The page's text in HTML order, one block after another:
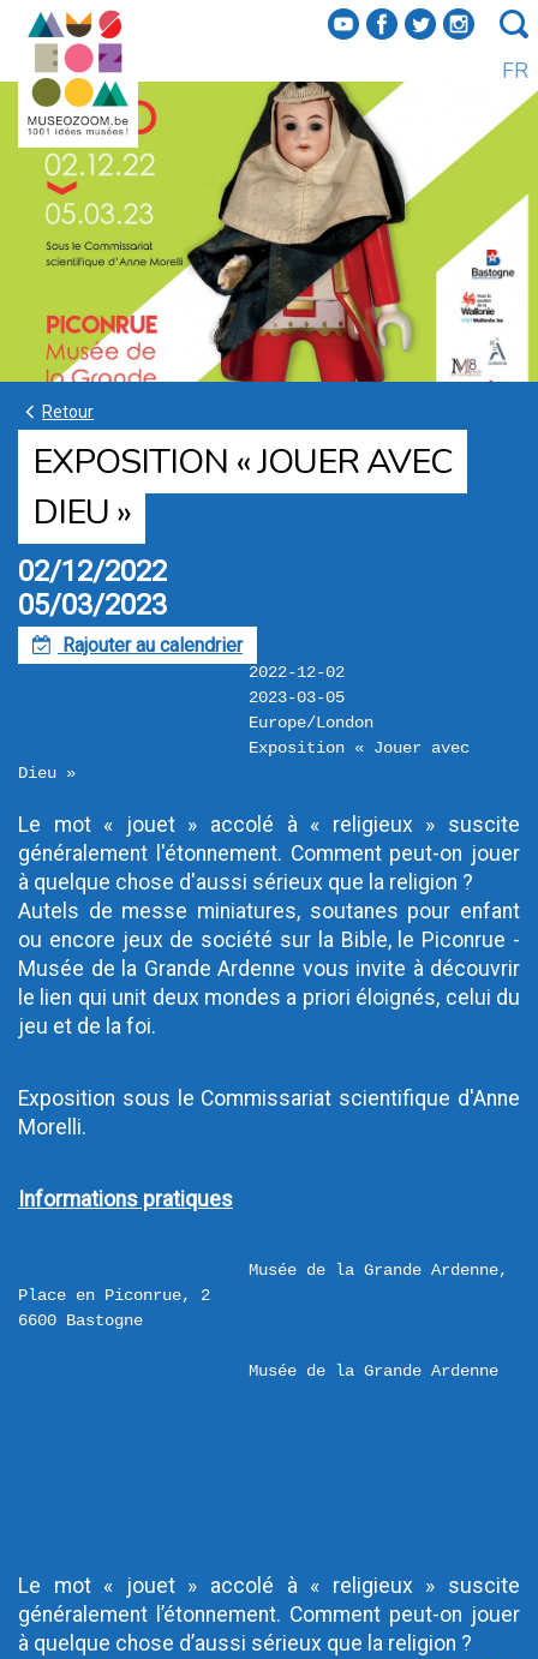
f a b e
FR
k Retour
EXPOSITION « JOUER AVEC
DIEU »
02/12/2022
05/03/2023
F Rajouter au calendrier
2022-12-02
2023-03-05
Europe/London
Exposition « Jouer avec
Dieu »
Le mot « jouet » accolé à « religieux » suscite
généralement l'étonnement. Comment peut-on jouer
à quelque chose d'aussi sérieux que la religion ?
Autels de messe miniatures, soutanes pour enfant
ou encore jeux de société sur la Bible, le Piconrue -
Musée de la Grande Ardenne vous invite à découvrir
le lien qui unit deux mondes a priori éloignés, celui du
jeu et de la foi.
Exposition sous le Commissariat scientifique d'Anne
Morelli.
Informations pratiques
Musée de la Grande Ardenne,
Place en Piconrue, 2
Musée de la Grande Ardenne
Le mot « jouet » accolé à « religieux » suscite
généralement l’étonnement. Comment peut-on jouer
à quelque chose d’aussi sérieux que la religion ?